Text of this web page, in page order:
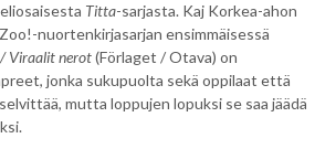
Titta-sarjasta. Kaj Korkea-ahon
nuortenkirjasarjan ensimmäisessä
Viraalit nerot(Förlaget / Otava) on
jonka sukupuolta sekä oppilaat että
mutta loppujen lopuksi se saa jäädä